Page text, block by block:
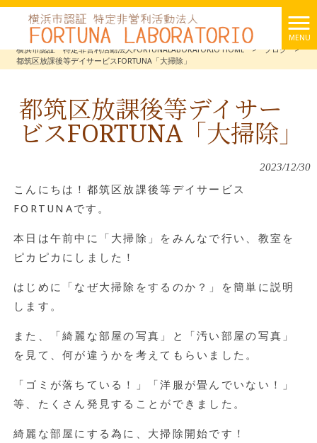
MENU
横浜市認証 特定非営利活動法人FORTUNALABORATORIO HOME
> ブログ
>
都筑区放課後等デイサービスFORTUNA「大掃除」
都筑区放課後等デイサー
ビスFORTUNA「大掃除」
2023/12/30
こんにちは！都筑区放課後等デイサービス
FORTUNAです。
本日は午前中に「大掃除」をみんなで行い、教室を
ピカピカにしました！
はじめに「なぜ大掃除をするのか？」を簡単に説明
します。
また、「綺麗な部屋の写真」と「汚い部屋の写真」
を見て、何が違うかを考えてもらいました。
「ゴミが落ちている！」「洋服が畳んでいない！」
等、たくさん発見することができました。
綺麗な部屋にする為に、大掃除開始です！